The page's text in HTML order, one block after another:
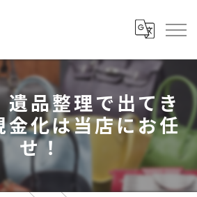
品整理で出てき
金化は当店にお任
せ！